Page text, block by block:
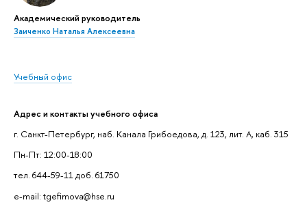
Академический руководитель
Заиченко Наталья Алексеевна
Учебный офис
Адрес и контакты учебного офиса
г. Санкт-Петербург, наб. Канала Грибоедова, д. 123, лит. А, каб. 315
Пн-Пт: 12:00-18:00
тел. 644-59-11 доб. 61750
e-mail: tgefimova@hse.ru